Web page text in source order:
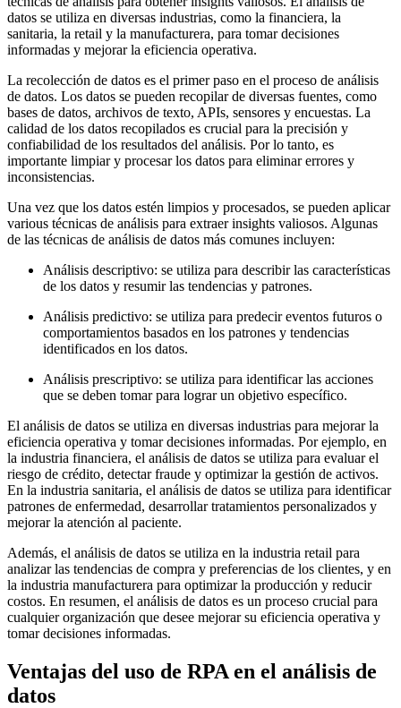
datos se utiliza en diversas industrias, como la financiera, la
sanitaria, la retail y la manufacturera, para tomar decisiones
informadas y mejorar la eficiencia operativa.
La recolección de datos es el primer paso en el proceso de análisis
de datos. Los datos se pueden recopilar de diversas fuentes, como
bases de datos, archivos de texto, APIs, sensores y encuestas. La
calidad de los datos recopilados es crucial para la precisión y
confiabilidad de los resultados del análisis. Por lo tanto, es
importante limpiar y procesar los datos para eliminar errores y
inconsistencias.
Una vez que los datos estén limpios y procesados, se pueden aplicar
various técnicas de análisis para extraer insights valiosos. Algunas
de las técnicas de análisis de datos más comunes incluyen:
Análisis descriptivo: se utiliza para describir las características
de los datos y resumir las tendencias y patrones.
Análisis predictivo: se utiliza para predecir eventos futuros o
comportamientos basados en los patrones y tendencias
identificados en los datos.
Análisis prescriptivo: se utiliza para identificar las acciones
que se deben tomar para lograr un objetivo específico.
El análisis de datos se utiliza en diversas industrias para mejorar la
eficiencia operativa y tomar decisiones informadas. Por ejemplo, en
la industria financiera, el análisis de datos se utiliza para evaluar el
riesgo de crédito, detectar fraude y optimizar la gestión de activos.
En la industria sanitaria, el análisis de datos se utiliza para identificar
patrones de enfermedad, desarrollar tratamientos personalizados y
mejorar la atención al paciente.
Además, el análisis de datos se utiliza en la industria retail para
analizar las tendencias de compra y preferencias de los clientes, y en
la industria manufacturera para optimizar la producción y reducir
costos. En resumen, el análisis de datos es un proceso crucial para
cualquier organización que desee mejorar su eficiencia operativa y
tomar decisiones informadas.
Ventajas del uso de RPA en el análisis de
datos